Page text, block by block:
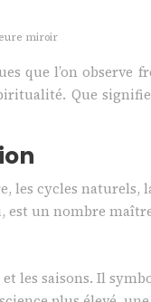
miroir
que l’on
Que
les cycles
est un nombre
les saisons. Il